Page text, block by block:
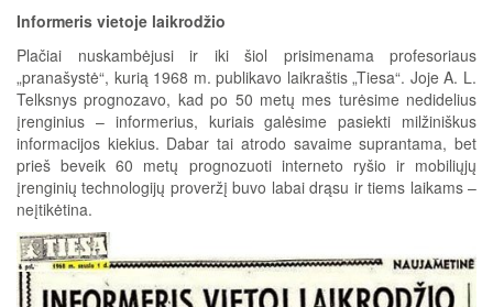
Informeris vietoje laikrodžio
Plačiai nuskambėjusi ir iki šiol prisimenama profesoriaus
„pranašystė“, kurią 1968 m. publikavo laikraštis „Tiesa“. Joje A. L.
Telksnys prognozavo, kad po 50 metų mes turėsime nedidelius
įrenginius – informerius, kuriais galėsime pasiekti milžiniškus
informacijos kiekius. Dabar tai atrodo savaime suprantama, bet
prieš beveik 60 metų prognozuoti interneto ryšio ir mobiliųjų
įrenginių technologijų proveržį buvo labai drąsu ir tiems laikams –
neįtikėtina.